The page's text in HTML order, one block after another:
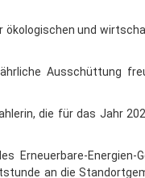
und
Ausschüttung
die für das Jahr
Erneuerbare-Energien-
an die